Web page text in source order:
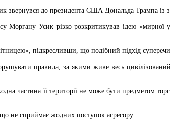
звернувся до президента США Дональда Трампа із
Моргану Усик різко розкритикував ідею
підкресливши, що подібний підхід
правила, за якими живе весь
частина її території не може бути предметом
не сприймає жодних поступок агресору.